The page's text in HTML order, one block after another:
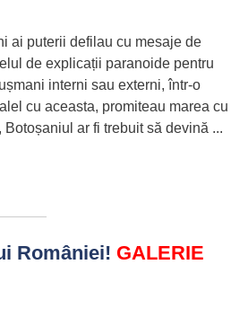
ai puterii defilau cu mesaje de
de explicații paranoide pentru
interni sau externi, într-o
cu aceasta, promiteau marea cu
ar fi trebuit să devină ...
României! GALERIE